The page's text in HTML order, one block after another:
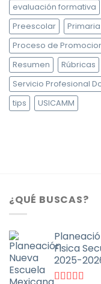
evaluación formativa
Preescolar
Primaria
Proceso de
Resumen
Rúbricas
Servicio Profesional
tips
USICAMM
¿QUÉ BUSCAS?
Fisica
2025-